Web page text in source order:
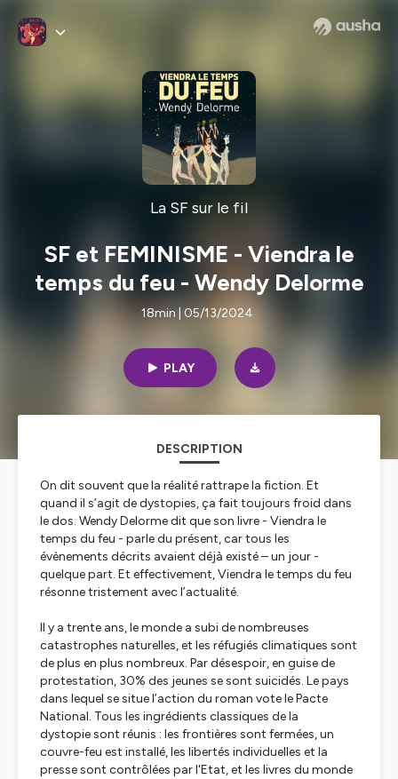
La SF sur le fil
SF et FEMINISME - Viendra le
temps du feu - Wendy Delorme
18min | 05/13/2024
PLAY
DESCRIPTION
On dit souvent que la réalité rattrape la fiction. Et
quand il s’agit de dystopies, ça fait toujours froid dans
le dos. Wendy Delorme dit que son livre - Viendra le
temps du feu - parle du présent, car tous les
évènements décrits avaient déjà existé – un jour -
quelque part. Et effectivement, Viendra le temps du feu
résonne tristement avec l’actualité.
Il y a trente ans, le monde a subi de nombreuses
catastrophes naturelles, et les réfugiés climatiques sont
de plus en plus nombreux. Par désespoir, en guise de
protestation, 30% des jeunes se sont suicidés. Le pays
dans lequel se situe l’action du roman vote le Pacte
National. Tous les ingrédients classiques de la
dystopie sont réunis : les frontières sont fermées, un
couvre-feu est installé, les libertés individuelles et la
presse sont contrôlées par l'Etat, et les livres du monde